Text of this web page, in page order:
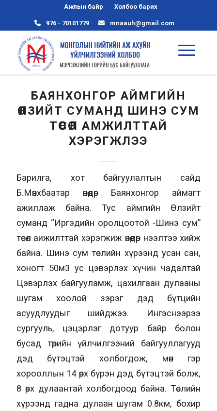
Ажлын байр Холбоо барих
976 - 70101779 mnaauh@gmail.com
БАЯНХОНГОР АЙМГИЙН
ӨЛЗИЙТ СУМАНД ШИНЭ СУМ
ТӨСӨЛ АМЖИЛТТАЙ
ХЭРЭГЖЛЭЭ
Барилга, хот байгуулалтын сайд
Б.Мөнхбаатар өнөөдөр Баянхонгор аймагт
ажиллаж байна. Тус аймгийн Өлзийт
суманд “Иргэдийн оролцоотой -Шинэ сум”
төсөл аижилттай хэрэгжиж өнөөдөр нээлтээ хийж
байна. Шинэ сум төслийн хүрээнд усан сан,
хоногт 50м3 ус цэвэрлэх хүчин чадалтай
Цэвэрлэх байгууламж, цахилгаан дулааны
шугам хоолой зэрэг дэд бүтцийн
асуудлуудыг шийджээ. Ингэснээрээ
сургууль, цэцэрлэг дотуур байр болон
бусад төрийн үйлчилгээний байгууллагууд
дэд бүтэцтэй холбогдож, мөн гэр
хорооллын 14 өрх бүрэн дэд бүтэцтэй болж,
8 өрх дулаантай холбогдоод байна. Төслийн
хүрээнд гадна дулаан шугам 0.8км, бохир